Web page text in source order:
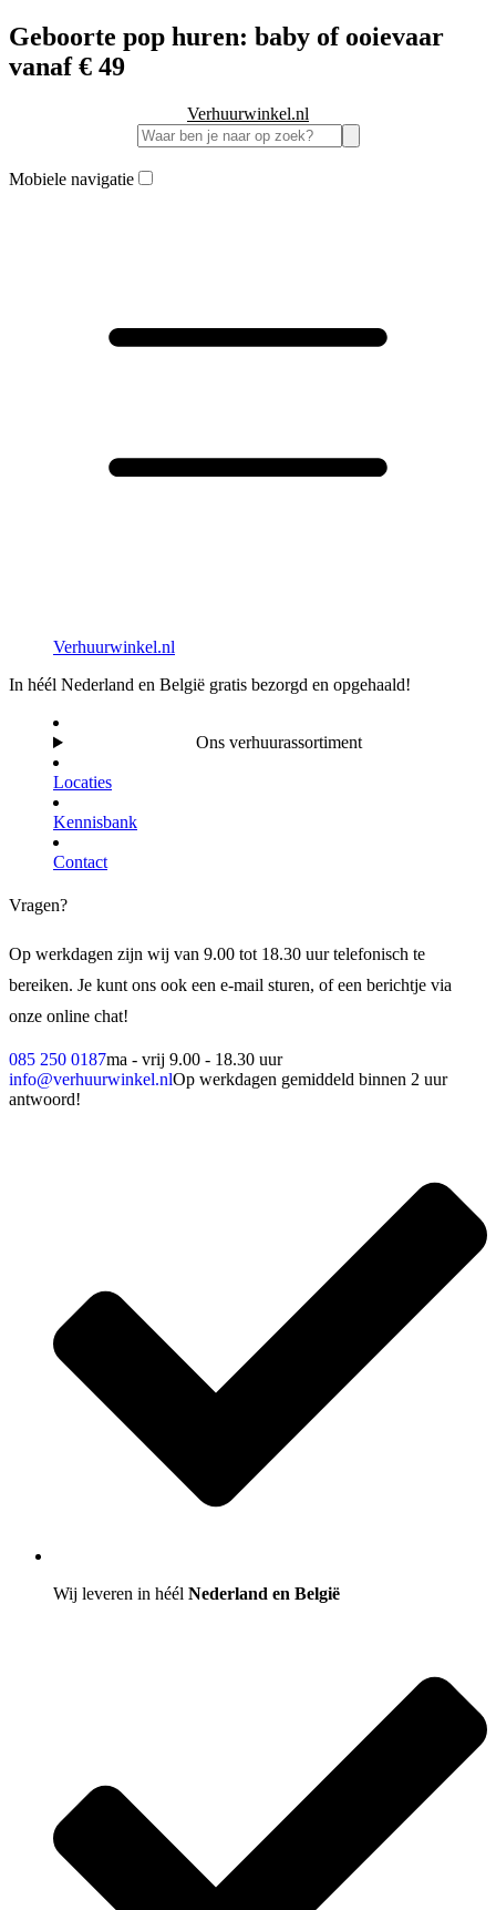
Geboorte pop huren: baby of ooievaar
vanaf € 49
Verhuurwinkel.nl
Mobiele navigatie
Verhuurwinkel.nl
In héél Nederland en België gratis bezorgd en opgehaald!
Ons verhuurassortiment
Locaties
Kennisbank
Contact
Vragen?
Op werkdagen zijn wij van 9.00 tot 18.30 uur telefonisch te
bereiken. Je kunt ons ook een e-mail sturen, of een berichtje via
onze online chat!
085 250 0187ma - vrij 9.00 - 18.30 uur
info@verhuurwinkel.nlOp werkdagen gemiddeld binnen 2 uur
antwoord!
Wij leveren in héél Nederland en België